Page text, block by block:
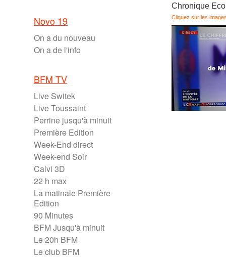
Novo 19
On a du nouveau
On a de l'info
BFM TV
Live Switek
Live Toussaint
Perrine jusqu'à minuit
Première Edition
Week-End direct
Week-end Soir
Calvi 3D
22 h max
La matinale Première
Edition
90 Minutes
BFM Jusqu'à minuit
Le 20h BFM
Le club BFM
Chronique
Cliquez sur les